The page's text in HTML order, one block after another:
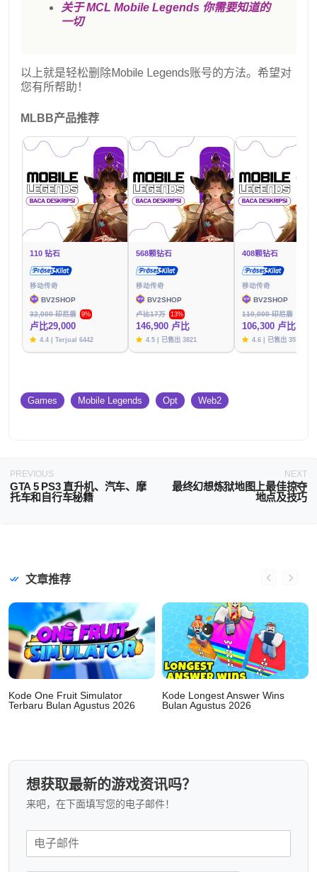
关于 MCL Mobile Legends 你需要知道的
一切
以上就是轻松删除Mobile Legends账号的方法。希望对
您有所帮助！
MLBB产品推荐
110 钻石
移动传奇
BV2SHOP
32,000 印尼盾
9%
卢比29,000
4.4 | Terjual 6442
568颗钻石
移动传奇
BV2SHOP
卢比17万
13%
146,900 卢比
4.5 | 已售出 3821
408颗钻石
移动传奇
BV2SHOP
110,000 印尼盾
106,300 卢比
4.6 | 已售出 3576
Games Mobile Legends Opt Web2
PREVIOUS
GTA 5 PS3 直升机、汽车、摩
托车和自行车秘籍
NEXT
最终幻想炼狱地图上最佳掠夺
地点及技巧
文章推荐
Kode One Fruit Simulator
Terbaru Bulan Agustus 2026
Kode Longest Answer Wins
Bulan Agustus 2026
想获取最新的游戏资讯吗？
来吧，在下面填写您的电子邮件！